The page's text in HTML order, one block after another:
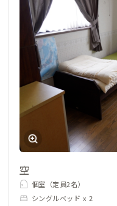
空
個室（定員2名）
シングルベッド x 2